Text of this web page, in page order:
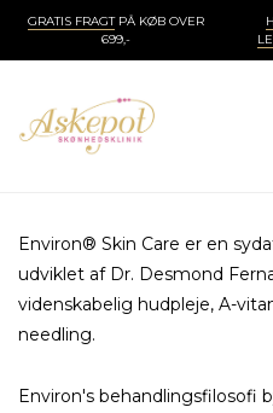
GRATIS FRAGTPÅ KØB OVER
699,-
Environ® Skin Care er en
udviklet af Dr. Desmond
videnskabelig hudpleje, A-
needling.
Environ's behandlingsfilosofi